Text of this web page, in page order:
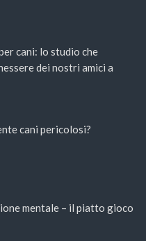
cani: lo studio che
dei nostri amici a
cani pericolosi?
mentale – il piatto gioco